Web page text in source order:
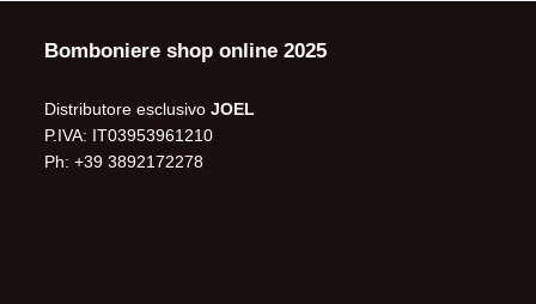
Bomboniere shop online 2025
Distributore esclusivoJOEL
P.IVA: IT03953961210
Ph: +39 3892172278